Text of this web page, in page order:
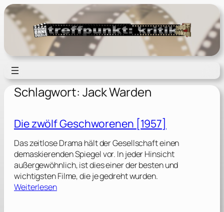
Zum
Inhalt
springen
Schlagwort: Jack Warden
Die zwölf Geschworenen [1957]
Das zeitlose Drama hält der Gesellschaft einen
demaskierenden Spiegel vor. In jeder Hinsicht
außergewöhnlich, ist dies einer der besten und
wichtigsten Filme, die je gedreht wurden.
Weiterlesen: